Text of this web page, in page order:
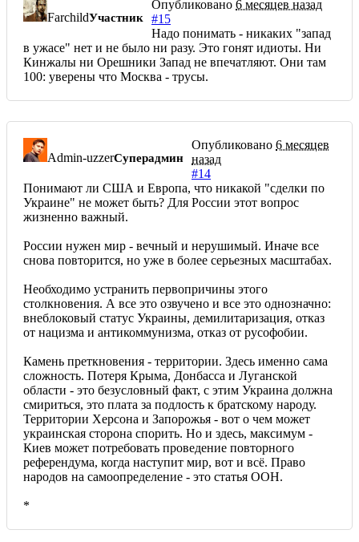
FarchildУчастник
Опубликовано 6 месяцев назад
#15
Надо понимать - никаких "запад
в ужасе" нет и не было ни разу. Это гонят идиоты. Ни
Кинжалы ни Орешники Запад не впечатляют. Они там
100: уверены что Москва - трусы.
Admin-uzzerСуперадмин
Опубликовано 6 месяцев
назад
#14
Понимают ли США и Европа, что никакой "сделки по
Украине" не может быть? Для России этот вопрос
жизненно важный.
России нужен мир - вечный и нерушимый. Иначе все
снова повторится, но уже в более серьезных масштабах.
Необходимо устранить первопричины этого
столкновения. А все это озвучено и все это однозначно:
внеблоковый статус Украины, демилитаризация, отказ
от нацизма и антикоммунизма, отказ от русофобии.
Камень преткновения - территории. Здесь именно сама
сложность. Потеря Крыма, Донбасса и Луганской
области - это безусловный факт, с этим Украина должна
смириться, это плата за подлость к братскому народу.
Территории Херсона и Запорожья - вот о чем может
украинская сторона спорить. Но и здесь, максимум -
Киев может потребовать проведение повторного
референдума, когда наступит мир, вот и всё. Право
народов на самоопределение - это статья ООН.
*